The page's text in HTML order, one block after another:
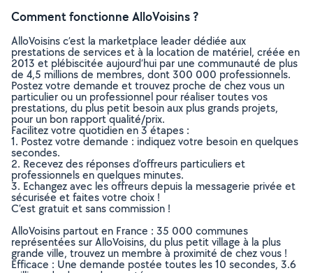
Comment fonctionne AlloVoisins ?
AlloVoisins c’est la marketplace leader dédiée aux
prestations de services et à la location de matériel, créée en
2013 et plébiscitée aujourd’hui par une communauté de plus
de 4,5 millions de membres, dont 300 000 professionnels.
Postez votre demande et trouvez proche de chez vous un
particulier ou un professionnel pour réaliser toutes vos
prestations, du plus petit besoin aux plus grands projets,
pour un bon rapport qualité/prix.
Facilitez votre quotidien en 3 étapes :
1. Postez votre demande : indiquez votre besoin en quelques
secondes.
2. Recevez des réponses d’offreurs particuliers et
professionnels en quelques minutes.
3. Echangez avec les offreurs depuis la messagerie privée et
sécurisée et faites votre choix !
C’est gratuit et sans commission !
AlloVoisins partout en France : 35 000 communes
représentées sur AlloVoisins, du plus petit village à la plus
grande ville, trouvez un membre à proximité de chez vous !
Efficace : Une demande postée toutes les 10 secondes, 3.6